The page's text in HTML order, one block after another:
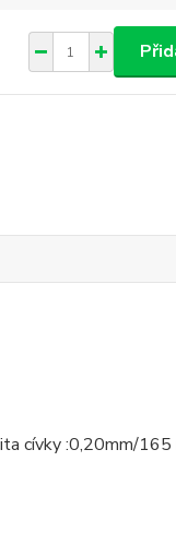
cívky :0,20mm/